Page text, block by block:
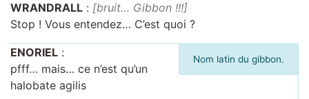
WRANDRALL : [bruit… Gibbon !!!]
Stop ! Vous entendez… C’est quoi ?
Nom latin du gibbon.
ENORIEL :
pfff… mais… ce n’est qu’un
halobate agilis